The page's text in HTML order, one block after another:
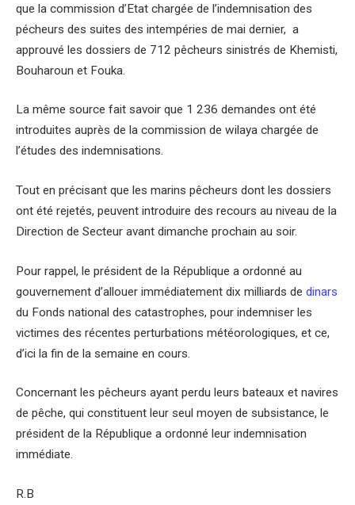
que la commission d’Etat chargée de l’indemnisation des
pécheurs des suites des intempéries de mai dernier, a
approuvé les dossiers de 712 pêcheurs sinistrés de Khemisti,
Bouharoun et Fouka.
La même source fait savoir que 1 236 demandes ont été
introduites auprès de la commission de wilaya chargée de
l’études des indemnisations.
Tout en précisant que les marins pêcheurs dont les dossiers
ont été rejetés, peuvent introduire des recours au niveau de la
Direction de Secteur avant dimanche prochain au soir.
Pour rappel, le président de la République a ordonné au
gouvernement d’allouer immédiatement dix milliards de dinars
du Fonds national des catastrophes, pour indemniser les
victimes des récentes perturbations météorologiques, et ce,
d’ici la fin de la semaine en cours.
Concernant les pêcheurs ayant perdu leurs bateaux et navires
de pêche, qui constituent leur seul moyen de subsistance, le
président de la République a ordonné leur indemnisation
immédiate.
R.B